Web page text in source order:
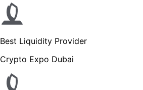
Best Liquidity Provider
Crypto Expo Dubai